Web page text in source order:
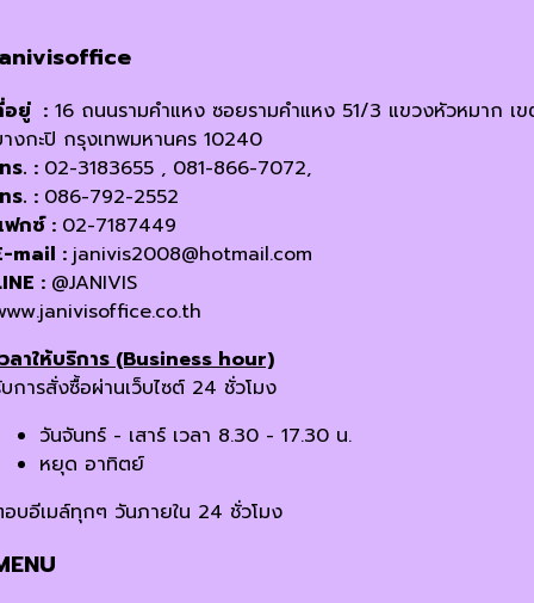
อยู่ : 16 ถนนรามคำแหง ซอยรามคำแหง 51/3 แขวงหัวหมาก เ
งกะปิ กรุงเทพมหานคร 10240
ร. : 02-3183655 , 081-866-7072,
ร. : 086-792-2552
กซ์ : 02-7187449
mail : janivis2008@hotmail.com
: @JANIVIS
ลาให้บริการ (Business hour)
การสั่งซื้อผ่านเว็บไซต์ 24 ชั่วโมง
วันจันทร์ - เสาร์ เวลา 8.30 - 17.30 น.
หยุด อาทิตย์
บอีเมล์ทุกๆ วันภายใน 24 ชั่วโมง